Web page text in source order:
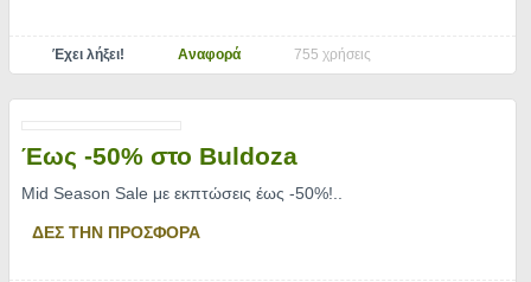
Έχει λήξει! Αναφορά 755 χρήσεις
Έως -50% στο Buldoza
Mid Season Sale με εκπτώσεις έως -50%!
ΔΕΣ ΤΗΝ ΠΡΟΣΦΟΡΑ